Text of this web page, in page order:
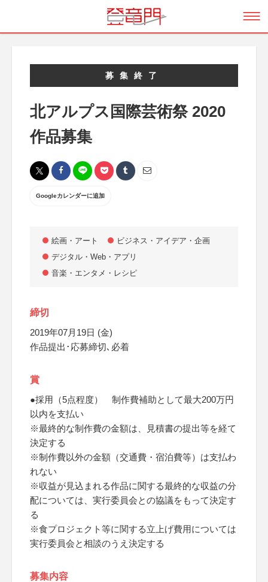
募集終了
北アルプス国際芸術祭 2020
作品募集
Googleカレンダーに追加
絵画・アート
ビジネス・アイデア・企画
デジタル・Web・アプリ
音楽・エンタメ・レシピ
締切
2019年07月19日 (金)
作品提出･応募締切､必着
賞
●採用（5点程度） 制作費補助として最大200万円
以内を支払い
※最終的な制作費の金額は、見積書の提出等を経て
決定する
※制作費以外の金額（交通費・宿泊費等）は支払わ
れない
※収益が見込まれる作品に関する最終的な収益の分
配については、実行委員会との協議をもって決定す
る
※食プロジェクト等に関する立上げ費用については
実行委員会と相談のうえ決定する
募集内容